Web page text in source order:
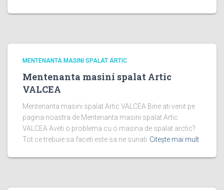
MENTENANTA MASINI SPALAT ARTIC
Mentenanta masini spalat Artic
VALCEA
Mentenanta masini spalat Artic VALCEA Bine ati venit pe
pagina noastra de Mentenanta masini spalat Artic
VALCEA Aveti o problema cu o masina de spalat arctic?
Tot ce trebuie sa faceti este sa ne sunati Citește mai mult